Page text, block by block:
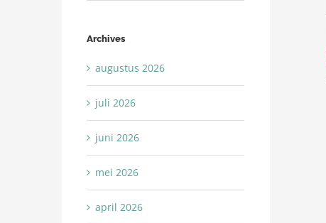
Archives
augustus 2026
juli 2026
juni 2026
mei 2026
april 2026